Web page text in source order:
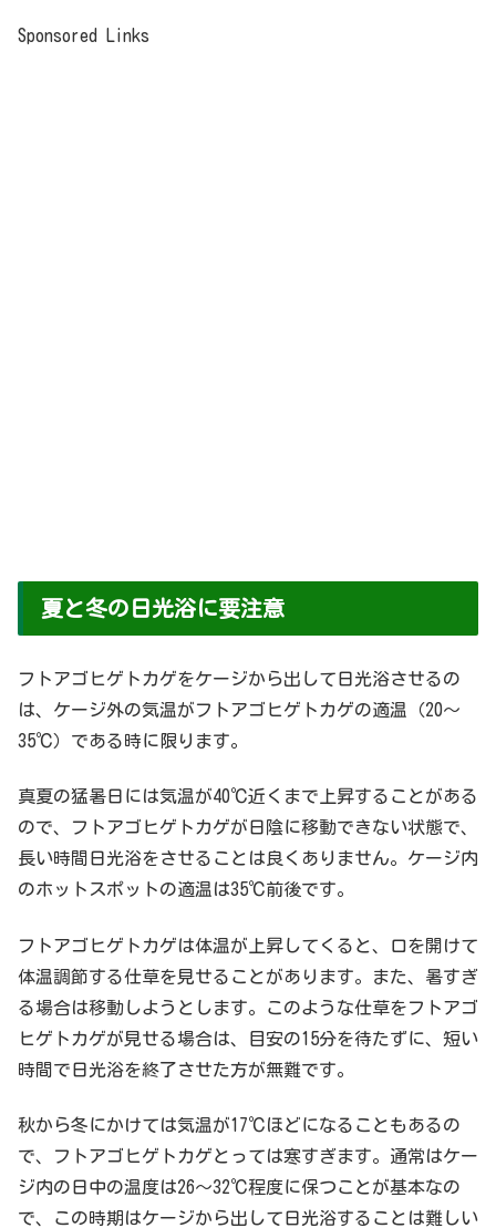
Sponsored Links
夏と冬の日光浴に要注意
フトアゴヒゲトカゲをケージから出して日光浴させるの
は、ケージ外の気温がフトアゴヒゲトカゲの適温（20～
35℃）である時に限ります。
真夏の猛暑日には気温が40℃近くまで上昇することがある
ので、フトアゴヒゲトカゲが日陰に移動できない状態で、
長い時間日光浴をさせることは良くありません。ケージ内
のホットスポットの適温は35℃前後です。
フトアゴヒゲトカゲは体温が上昇してくると、口を開けて
体温調節する仕草を見せることがあります。また、暑すぎ
る場合は移動しようとします。このような仕草をフトアゴ
ヒゲトカゲが見せる場合は、目安の15分を待たずに、短い
時間で日光浴を終了させた方が無難です。
秋から冬にかけては気温が17℃ほどになることもあるの
で、フトアゴヒゲトカゲとっては寒すぎます。通常はケー
ジ内の日中の温度は26～32℃程度に保つことが基本なの
で、この時期はケージから出して日光浴することは難しい